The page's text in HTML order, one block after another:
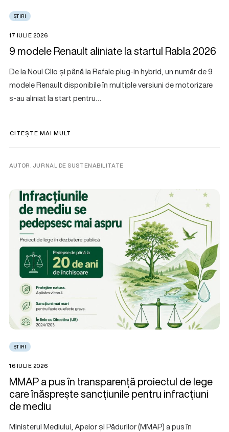
ȘTIRI
17 IULIE 2026
9 modele Renault aliniate la startul Rabla 2026
De la Noul Clio și până la Rafale plug-in hybrid, un număr de 9
modele Renault disponibile în multiple versiuni de motorizare
s-au aliniat la start pentru…
CITEȘTE MAI MULT
AUTOR. JURNAL DE SUSTENABILITATE
ȘTIRI
16 IULIE 2026
MMAP a pus în transparență proiectul de lege
care înăsprește sancțiunile pentru infracțiuni
de mediu
Ministerul Mediului, Apelor și Pădurilor (MMAP) a pus în